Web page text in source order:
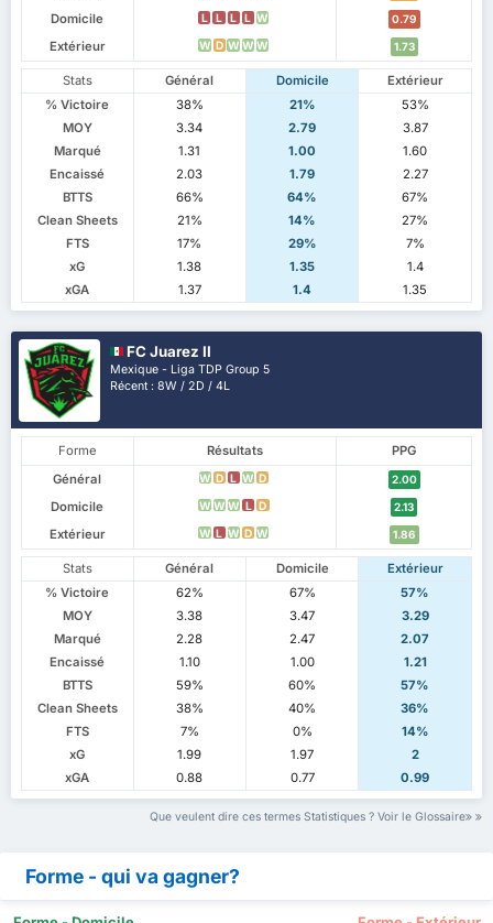
Domicile L L L L W 0.79
Extérieur W D W W W 1.73
Stats Général Domicile
Extérieur
% Victoire
38% 21%
53%
MOY
3.34 2.79
3.87
Marqué
1.31 1.00
1.60
Encaissé
2.03 1.79
2.27
BTTS
66% 64%
67%
Clean Sheets
21% 14%
27%
FTS
17% 29%
7%
xG
1.38 1.35
1.4
xGA
1.37 1.4 1.35
FC Juarez II
Mexique - Liga TDP Group 5
Récent : 8W / 2D / 4L
Forme Résultats
PPG
Général
W D L W D 2.00
Domicile W W W L D 2.13
Extérieur W L W D W 1.86
Stats Général Domicile
Extérieur
% Victoire
62% 67%
57%
MOY
3.38 3.47
3.29
Marqué
2.28 2.47
2.07
Encaissé
1.10 1.00
1.21
BTTS
59% 60%
57%
Clean Sheets
38% 40%
36%
FTS
7% 0%
14%
xG
1.99 1.97
2
xGA
0.88 0.77 0.99
Que veulent dire ces termes Statistiques ? Voir le Glossaire
Forme - qui va gagner?